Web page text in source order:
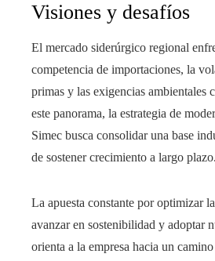
Visiones y desafíos
El mercado siderúrgico regional
competencia de importaciones, la
primas y las exigencias ambientales
este panorama, la estrategia de
Simec busca consolidar una base
de sostener crecimiento a largo plazo.
La apuesta constante por optimizar
avanzar en sostenibilidad y adoptar
orienta a la empresa hacia un